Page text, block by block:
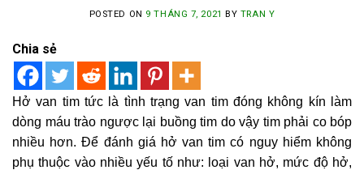
POSTED ON 9 THÁNG 7, 2021 BY TRAN Y
Chia sẻ
Hở van tim tức là tình trạng van tim đóng không kín làm
dòng máu trào ngược lại buồng tim do vậy tim phải co bóp
nhiều hơn. Để đánh giá hở van tim có nguy hiểm không
phụ thuộc vào nhiều yếu tố như: loại van hở, mức độ hở,